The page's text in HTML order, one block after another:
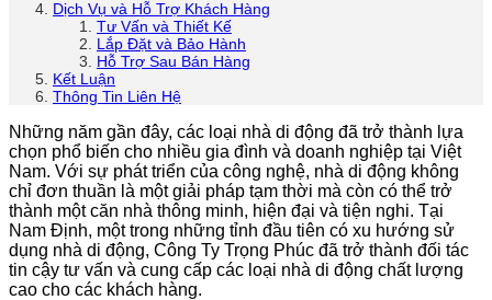
Dịch Vụ và Hỗ Trợ Khách Hàng
Tư Vấn và Thiết Kế
Lắp Đặt và Bảo Hành
Hỗ Trợ Sau Bán Hàng
Kết Luận
Thông Tin Liên Hệ
Những năm gần đây, các loại nhà di động đã trở thành lựa
chọn phổ biến cho nhiều gia đình và doanh nghiệp tại Việt
Nam. Với sự phát triển của công nghệ, nhà di động không
chỉ đơn thuần là một giải pháp tạm thời mà còn có thể trở
thành một căn nhà thông minh, hiện đại và tiện nghi. Tại
Nam Định, một trong những tỉnh đầu tiên có xu hướng sử
dụng nhà di động, Công Ty Trọng Phúc đã trở thành đối tác
tin cậy tư vấn và cung cấp các loại nhà di động chất lượng
cao cho các khách hàng.